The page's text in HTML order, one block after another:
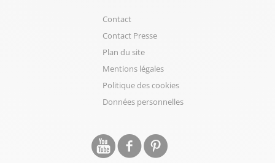
Contact
Contact Presse
Plan du site
Mentions légales
Politique des cookies
Données personnelles